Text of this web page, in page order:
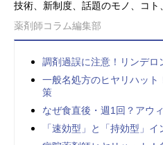
技術、新制度、話題のモノ、コト
薬剤師コラム編集部
調剤過誤に注意！リンデロ
一般名処方のヒヤリハッ
策
なぜ食直後・週1回？アウ
「速効型」と「持効型」